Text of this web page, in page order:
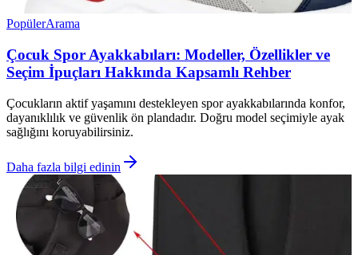
PopülerArama
Çocuk Spor Ayakkabıları: Modeller, Özellikler ve
Seçim İpuçları Hakkında Kapsamlı Rehber
Çocukların aktif yaşamını destekleyen spor ayakkabılarında konfor,
dayanıklılık ve güvenlik ön plandadır. Doğru model seçimiyle ayak
sağlığını koruyabilirsiniz.
Daha fazla bilgi edinin